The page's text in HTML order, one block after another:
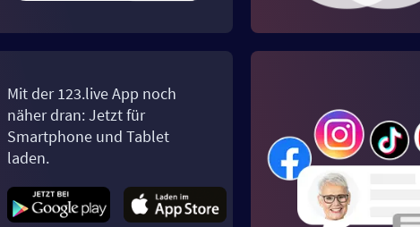
Mit der 123.live App noch
näher dran: Jetzt für
Smartphone und Tablet
laden.